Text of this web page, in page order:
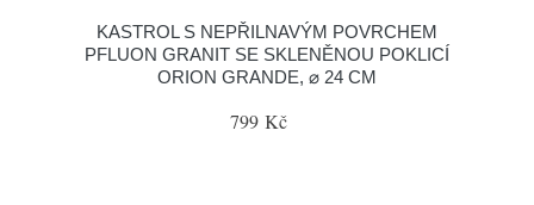
KASTROL S NEPŘILNAVÝM POVRCHEM
PFLUON GRANIT SE SKLENĚNOU POKLICÍ
ORION GRANDE, ⌀ 24 CM
799 Kč